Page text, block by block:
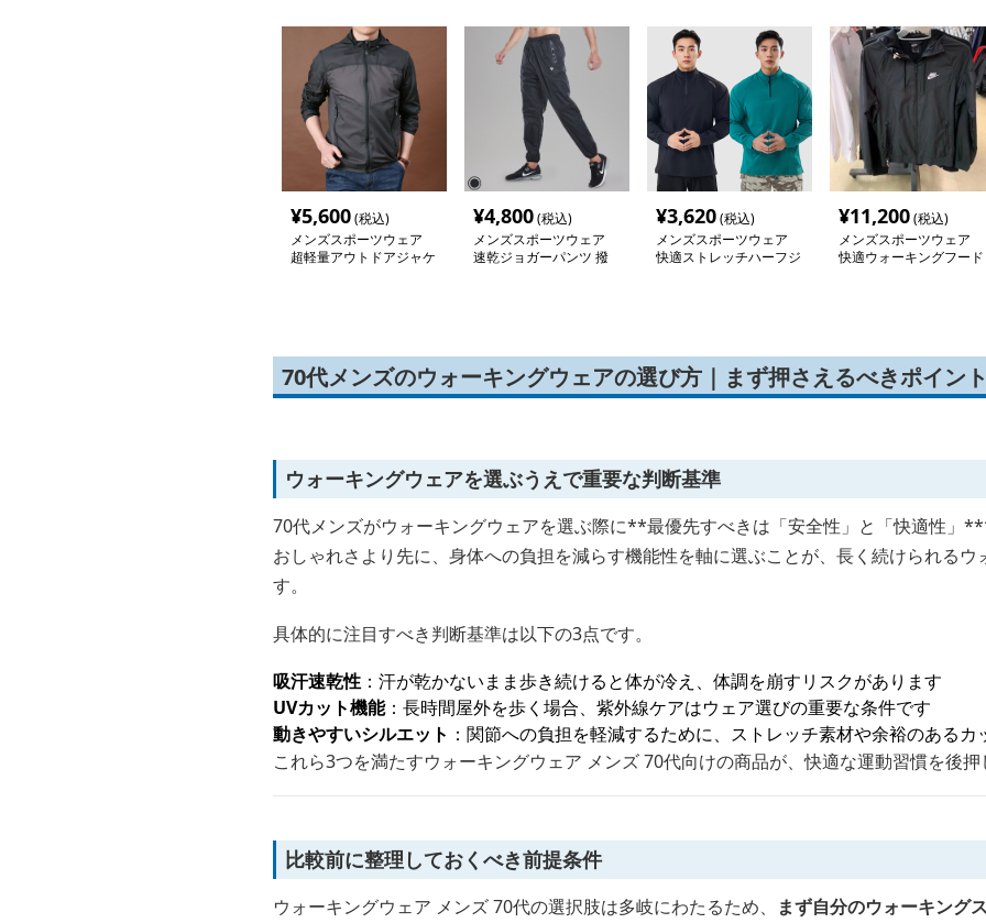
¥5,600(税込)
メンズスポーツウェア
超軽量アウトドアジャケ
¥4,800(税込)
メンズスポーツウェア
速乾ジョガーパンツ 撥
¥3,620(税込)
メンズスポーツウェア
快適ストレッチハーフジ
¥11,200(税込)
メンズスポーツウェア
快適ウォーキングフード
70代メンズのウォーキングウェアの選び方｜まず押さえるべきポイント
ウォーキングウェアを選ぶうえで重要な判断基準
70代メンズがウォーキングウェアを選ぶ際に**最優先すべきは「安全性」と「快適性」**
おしゃれさより先に、身体への負担を減らす機能性を軸に選ぶことが、長く続けられるウ
す。
具体的に注目すべき判断基準は以下の3点です。
吸汗速乾性 ：汗が乾かないまま歩き続けると体が冷え、体調を崩すリスクがあります
UVカット機能：長時間屋外を歩く場合、紫外線ケアはウェア選びの重要な条件です
動きやすいシルエット ：関節への負担を軽減するために、ストレッチ素材や余裕のあるカ
これら3つを満たすウォーキングウェア メンズ 70代向けの商品が、快適な運動習慣を後押
比較前に整理しておくべき前提条件
ウォーキングウェア メンズ 70代の選択肢は多岐にわたるため、 まず自分のウォーキング